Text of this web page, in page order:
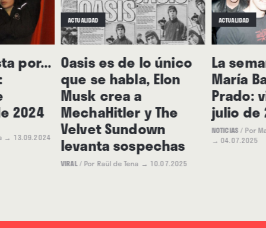
por...
2024
→ 13.09.2024
ACTUALIDAD
Oasis es de lo único
que se habla, Elon
Musk crea a
MechaHitler y The
Velvet Sundown
levanta sospechas
VIRAL / Por Raül de Tena → 10.07.2025
ACTUALIDAD
La
María
Prado:
julio de
NOTICIAS / Por
→ 04.07.2025